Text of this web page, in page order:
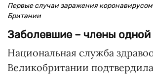
Первые случаи заражения
Британии
Заболевшие – члены одной
Национальная служба
Великобритании